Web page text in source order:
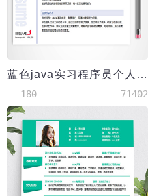
蓝色java实习程序员个人简历
180 71402